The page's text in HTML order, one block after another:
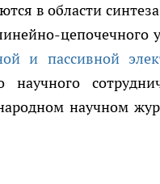
в области
цепочечного
и пассивной
научном